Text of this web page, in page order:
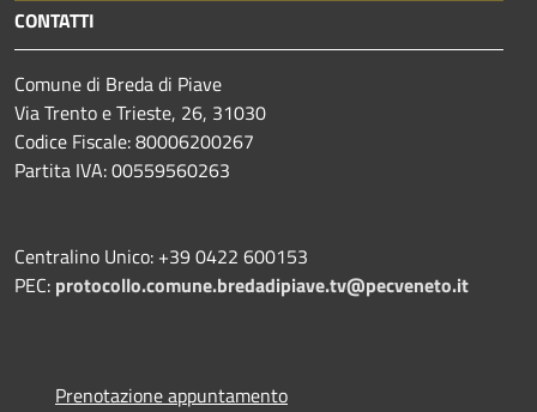
CONTATTI
Comune di Breda di Piave
Via Trento e Trieste, 26, 31030
Codice Fiscale: 80006200267
Partita IVA: 00559560263
Centralino Unico: +39 0422 600153
PEC: protocollo.comune.bredadipiave.tv@pecveneto.it
Prenotazione appuntamento